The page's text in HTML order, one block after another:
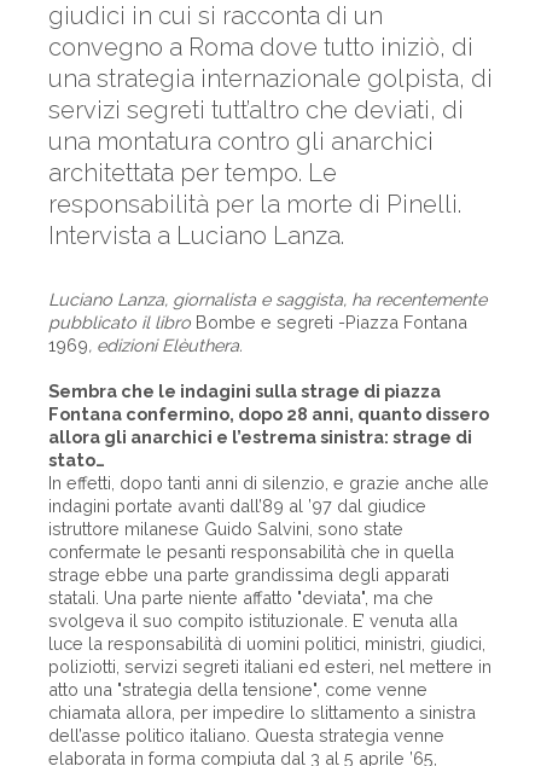
giudici in cui si racconta di un
convegno a Roma dove tutto iniziò, di
una strategia internazionale golpista, di
servizi segreti tutt’altro che deviati, di
una montatura contro gli anarchici
architettata per tempo. Le
responsabilità per la morte di Pinelli.
Intervista a Luciano Lanza.
Luciano Lanza, giornalista e saggista, ha recentemente
pubblicato il libro Bombe e segreti -Piazza Fontana
1969, edizioni Elèuthera.
Sembra che le indagini sulla strage di piazza
Fontana confermino, dopo 28 anni, quanto dissero
allora gli anarchici e l’estrema sinistra: strage di
stato…
In effetti, dopo tanti anni di silenzio, e grazie anche alle
indagini portate avanti dall’89 al ’97 dal giudice
istruttore milanese Guido Salvini, sono state
confermate le pesanti responsabilità che in quella
strage ebbe una parte grandissima degli apparati
statali. Una parte niente affatto "deviata", ma che
svolgeva il suo compito istituzionale. E’ venuta alla
luce la responsabilità di uomini politici, ministri, giudici,
poliziotti, servizi segreti italiani ed esteri, nel mettere in
atto una "strategia della tensione", come venne
chiamata allora, per impedire lo slittamento a sinistra
dell’asse politico italiano. Questa strategia venne
elaborata in forma compiuta dal 3 al 5 aprile ’65,